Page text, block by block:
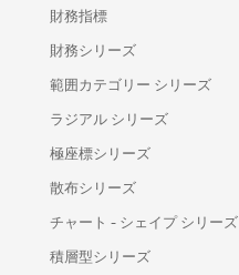
財務指標
財務シリーズ
範囲カテゴリー シリーズ
ラジアル シリーズ
極座標シリーズ
散布シリーズ
チャート - シェイプ シリーズ
積層型シリーズ